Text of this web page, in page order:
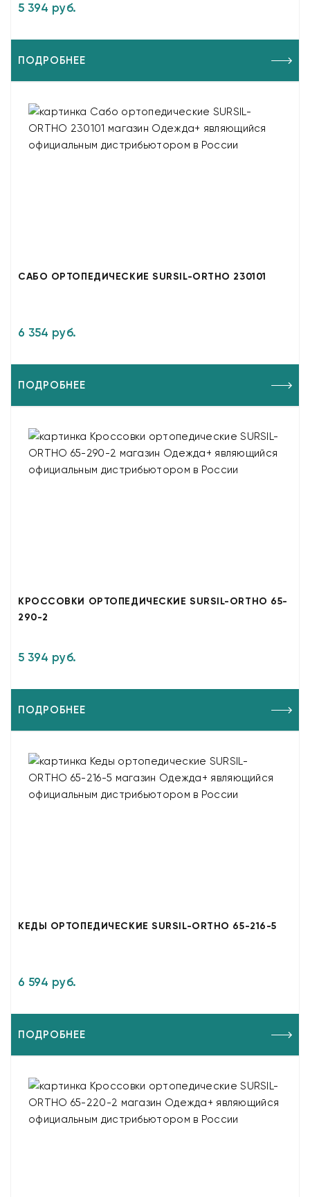
5 394 руб.
ПОДРОБНЕЕ
САБО ОРТОПЕДИЧЕСКИЕ SURSIL-ORTHO 230101
6 354 руб.
ПОДРОБНЕЕ
КРОССОВКИ ОРТОПЕДИЧЕСКИЕ SURSIL-ORTHO 65-
290-2
5 394 руб.
ПОДРОБНЕЕ
КЕДЫ ОРТОПЕДИЧЕСКИЕ SURSIL-ORTHO 65-216-5
6 594 руб.
ПОДРОБНЕЕ